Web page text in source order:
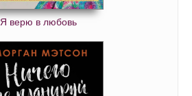
Я верю в любовь